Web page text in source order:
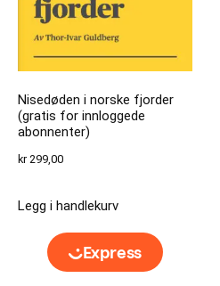
Nisedøden i norske fjorder
(gratis for innloggede
abonnenter)
kr299,00
Legg i handlekurv